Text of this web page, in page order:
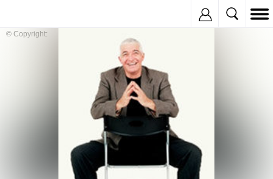
© Copyright: